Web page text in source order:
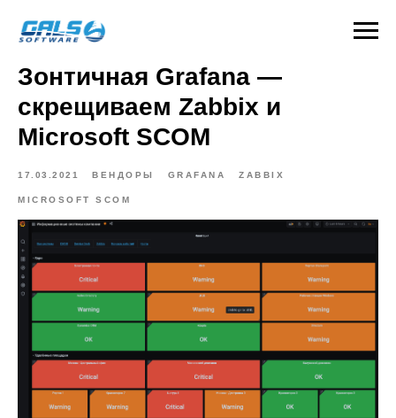
Зонтичная Grafana —
скрещиваем Zabbix и
Microsoft SCOM
17.03.2021 ВЕНДОРЫ GRAFANA ZABBIX
MICROSOFT SCOM